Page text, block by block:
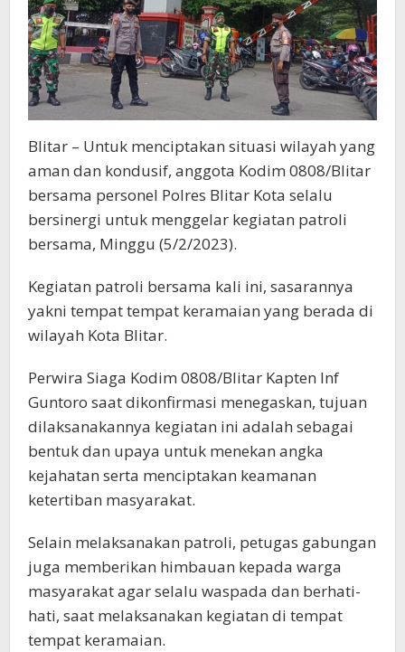
Blitar – Untuk menciptakan situasi wilayah yang
aman dan kondusif, anggota Kodim 0808/Blitar
bersama personel Polres Blitar Kota selalu
bersinergi untuk menggelar kegiatan patroli
bersama, Minggu (5/2/2023).
Kegiatan patroli bersama kali ini, sasarannya
yakni tempat tempat keramaian yang berada di
wilayah Kota Blitar.
Perwira Siaga Kodim 0808/Blitar Kapten Inf
Guntoro saat dikonfirmasi menegaskan, tujuan
dilaksanakannya kegiatan ini adalah sebagai
bentuk dan upaya untuk menekan angka
kejahatan serta menciptakan keamanan
ketertiban masyarakat.
Selain melaksanakan patroli, petugas gabungan
juga memberikan himbauan kepada warga
masyarakat agar selalu waspada dan berhati-
hati, saat melaksanakan kegiatan di tempat
tempat keramaian.